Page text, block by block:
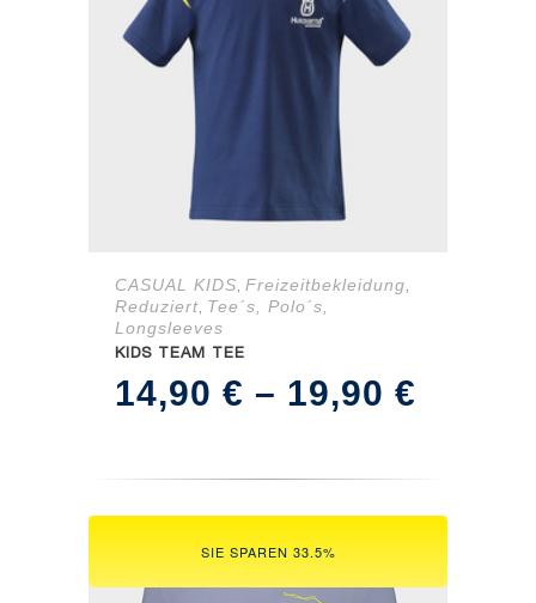
CASUAL KIDS, Freizeitbekleidung,
Reduziert, Tee´s, Polo´s,
Longsleeves
KIDS TEAM TEE
14,90 € – 19,90 €
SIE SPAREN 33.5%